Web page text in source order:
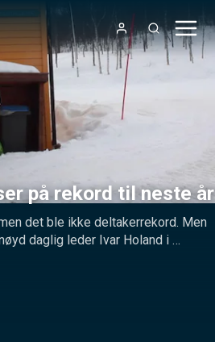
på rekord til neste år
det ble ikke deltakerrekord. Men
daglig leder Ivar Holand i